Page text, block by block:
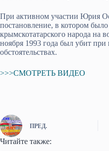
При активном участии Юрия
постановление, в котором
крымскотатарского народа на
ноября 1993 года был убит
обстоятельствах.
>>>СМОТРЕТЬ ВИДЕО
ПРЕД.
Читайте также: